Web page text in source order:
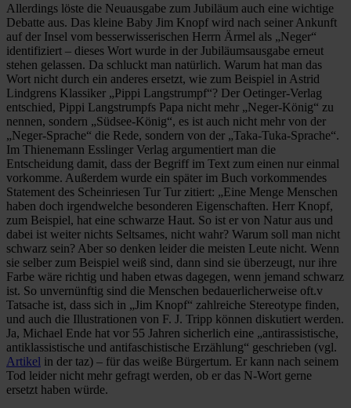
Allerdings löste die Neuausgabe zum Jubiläum auch eine wichtige
Debatte aus. Das kleine Baby Jim Knopf wird nach seiner Ankunft
auf der Insel vom besserwisserischen Herrn Ärmel als „Neger“
identifiziert – dieses Wort wurde in der Jubiläumsausgabe erneut
stehen gelassen. Da schluckt man natürlich. Warum hat man das
Wort nicht durch ein anderes ersetzt, wie zum Beispiel in Astrid
Lindgrens Klassiker „Pippi Langstrumpf“? Der Oetinger-Verlag
entschied, Pippi Langstrumpfs Papa nicht mehr „Neger-König“ zu
nennen, sondern „Südsee-König“, es ist auch nicht mehr von der
„Neger-Sprache“ die Rede, sondern von der „Taka-Tuka-Sprache“.
Im Thienemann Esslinger Verlag argumentiert man die
Entscheidung damit, dass der Begriff im Text zum einen nur einmal
vorkomme. Außerdem wurde ein später im Buch vorkommendes
Statement des Scheinriesen Tur Tur zitiert: „Eine Menge Menschen
haben doch irgendwelche besonderen Eigenschaften. Herr Knopf,
zum Beispiel, hat eine schwarze Haut. So ist er von Natur aus und
dabei ist weiter nichts Seltsames, nicht wahr? Warum soll man nicht
schwarz sein? Aber so denken leider die meisten Leute nicht. Wenn
sie selber zum Beispiel weiß sind, dann sind sie überzeugt, nur ihre
Farbe wäre richtig und haben etwas dagegen, wenn jemand schwarz
ist. So unvernünftig sind die Menschen bedauerlicherweise oft.v
Tatsache ist, dass sich in „Jim Knopf“ zahlreiche Stereotype finden,
und auch die Illustrationen von F. J. Tripp können diskutiert werden.
Ja, Michael Ende hat vor 55 Jahren sicherlich eine „antirassistische,
antiklassistische und antifaschistische Erzählung“ geschrieben (vgl.
Artikel in der taz) – für das weiße Bürgertum. Er kann nach seinem
Tod leider nicht mehr gefragt werden, ob er das N-Wort gerne
ersetzt haben würde.